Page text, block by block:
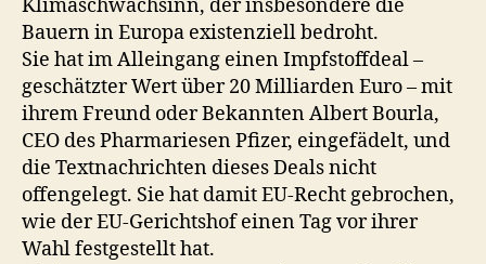
Klimaschwachsinn, der insbesondere die
Bauern in Europa existenziell bedroht.
Sie hat im Alleingang einen Impfstoffdeal –
geschätzter Wert über 20 Milliarden Euro – mit
ihrem Freund oder Bekannten Albert Bourla,
CEO des Pharmariesen Pfizer, eingefädelt, und
die Textnachrichten dieses Deals nicht
offengelegt. Sie hat damit EU-Recht gebrochen,
wie der EU-Gerichtshof einen Tag vor ihrer
Wahl festgestellt hat.